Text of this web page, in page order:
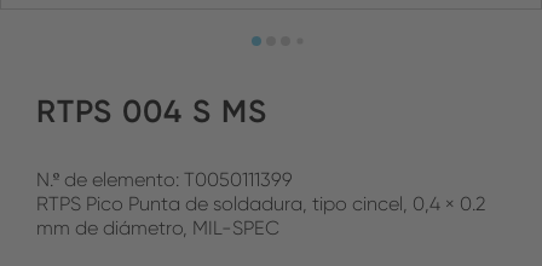
RTPS 004 S MS
N.º de elemento: T0050111399
RTPS Pico Punta de soldadura, tipo cincel, 0,4 × 0.2
mm de diámetro, MIL-SPEC